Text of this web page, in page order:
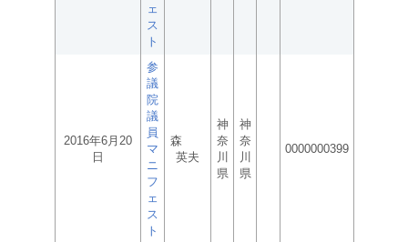
ェ
ス
ト
2016年6月20
日
参
議
院
議
員
マ
ニ
フ
ェ
ス
ト
森
英夫
神
奈
川
県
神
奈
川
県
0000000399